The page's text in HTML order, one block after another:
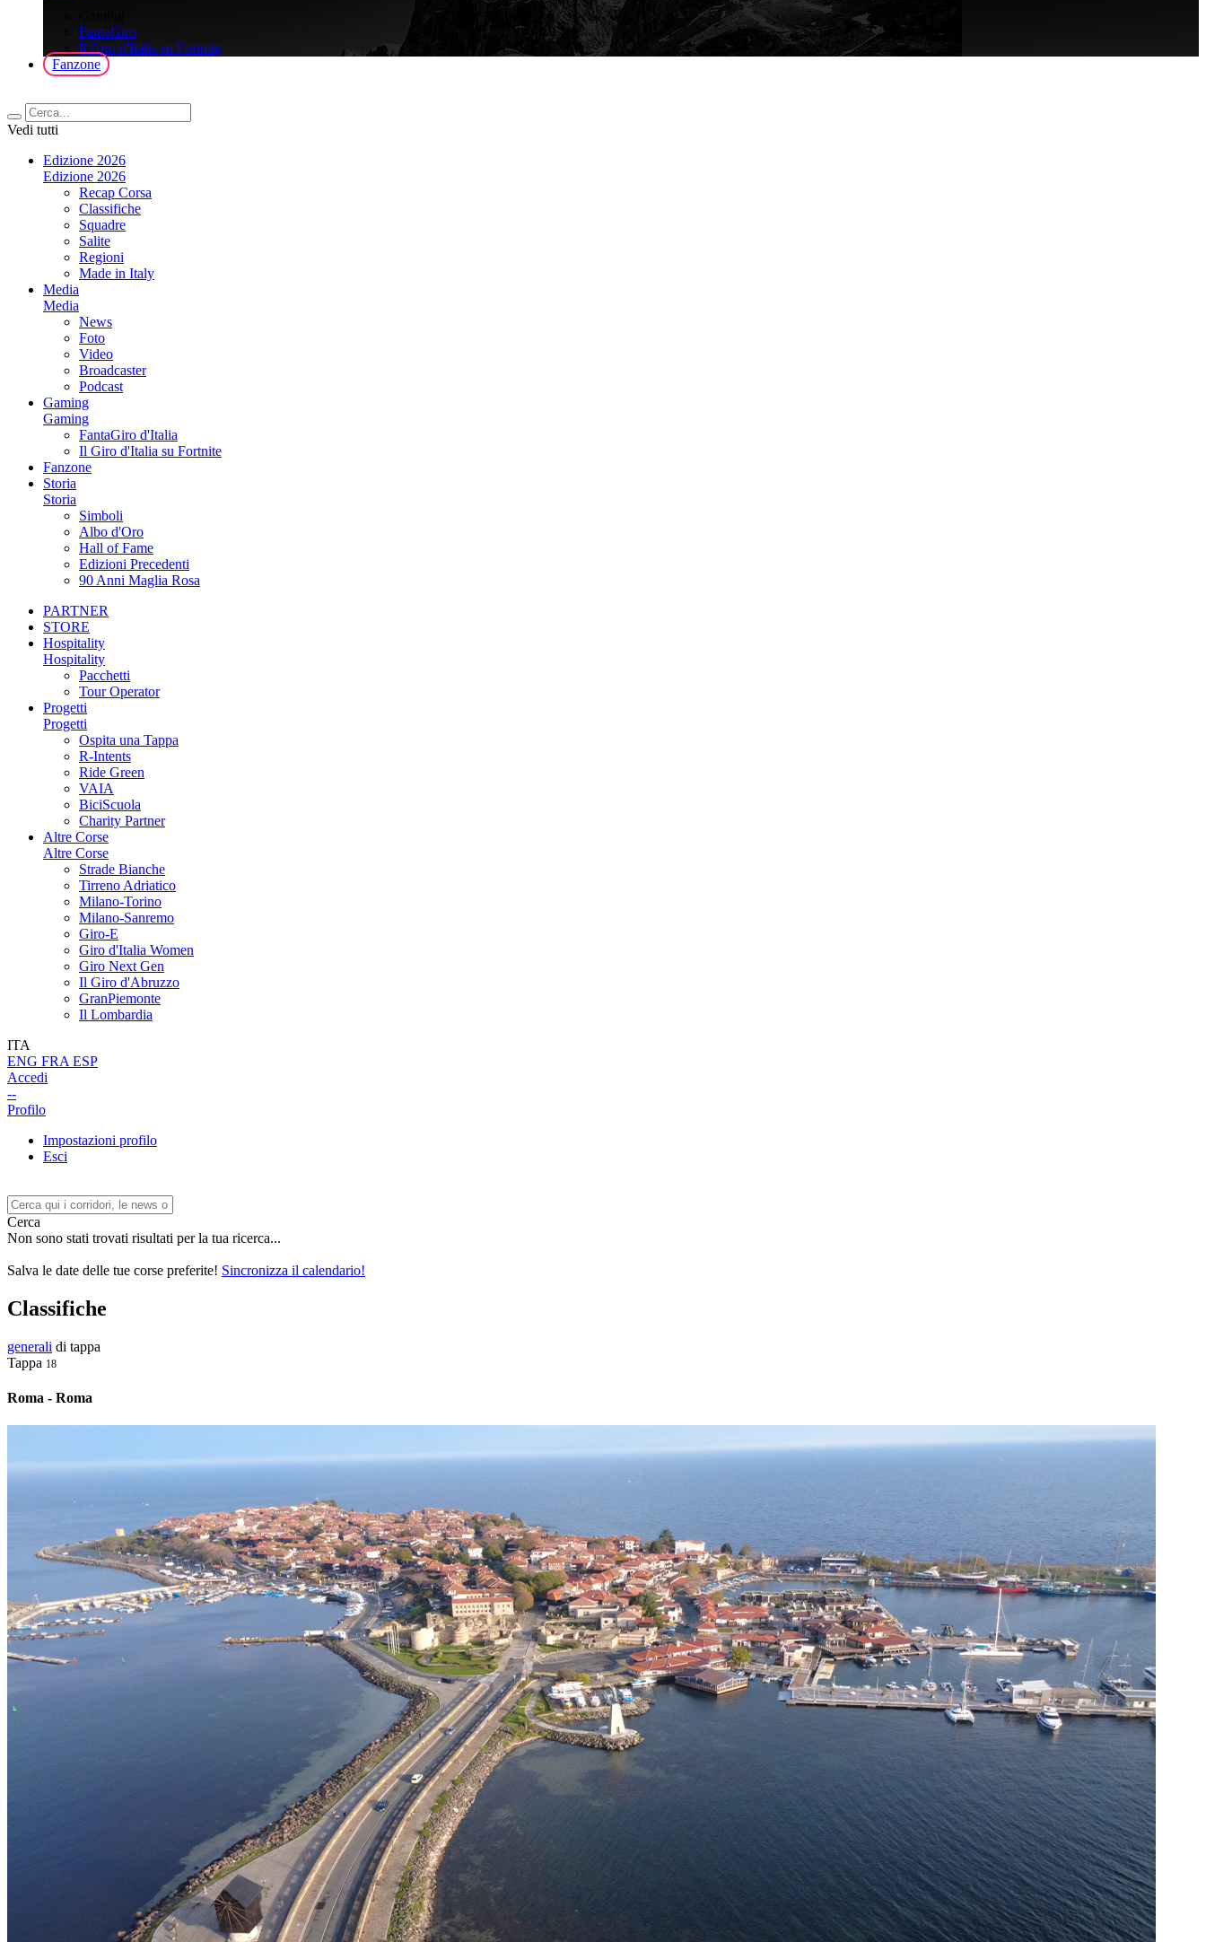
FantaGiro
ll Giro d'Italia su Fortnite
Fanzone
Vedi tutti
Edizione 2026
Edizione 2026
Recap Corsa
Classifiche
Squadre
Salite
Regioni
Made in Italy
Media
Media
News
Foto
Video
Broadcaster
Podcast
Gaming
Gaming
FantaGiro d'Italia
Il Giro d'Italia su Fortnite
Fanzone
Storia
Storia
Simboli
Albo d'Oro
Hall of Fame
Edizioni Precedenti
90 Anni Maglia Rosa
PARTNER
STORE
Hospitality
Hospitality
Pacchetti
Tour Operator
Progetti
Progetti
Ospita una Tappa
R-Intents
Ride Green
VAIA
BiciScuola
Charity Partner
Altre Corse
Altre Corse
Strade Bianche
Tirreno Adriatico
Milano-Torino
Milano-Sanremo
Giro-E
Giro d'Italia Women
Giro Next Gen
Il Giro d'Abruzzo
GranPiemonte
Il Lombardia
ITA
ENG FRA ESP
Accedi
--
Profilo
Impostazioni profilo
Esci
Cerca
Non sono stati trovati risultati per la tua ricerca...
Salva le date delle tue corse preferite! Sincronizza il calendario!
Classifiche
generali di tappa
Tappa 18
Roma - Roma